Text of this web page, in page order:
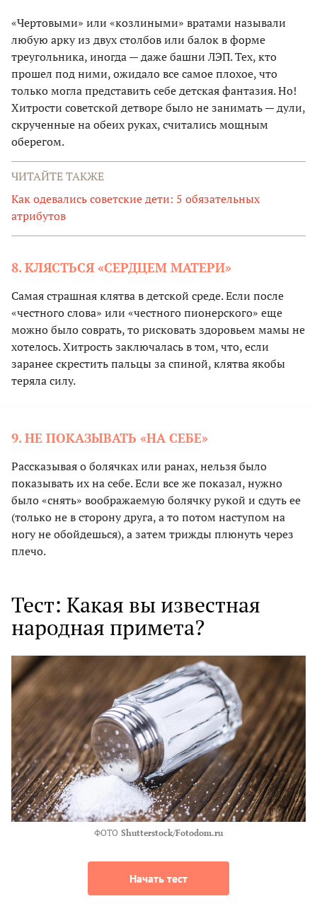
«Чертовыми» или «козлиными» вратами называли
любую арку из двух столбов или балок в форме
треугольника, иногда — даже башни ЛЭП. Тех, кто
прошел под ними, ожидало все самое плохое, что
только могла представить себе детская фантазия. Но!
Хитрости советской детворе было не занимать — дули,
скрученные на обеих руках, считались мощным
оберегом.
ЧИТАЙТЕ ТАКЖЕ
Как одевались советские дети: 5 обязательных
атрибутов
8. КЛЯСТЬСЯ «СЕРДЦЕМ МАТЕРИ»
Самая страшная клятва в детской среде. Если после
«честного слова» или «честного пионерского» еще
можно было соврать, то рисковать здоровьем мамы не
хотелось. Хитрость заключалась в том, что, если
заранее скрестить пальцы за спиной, клятва якобы
теряла силу.
9. НЕ ПОКАЗЫВАТЬ «НА СЕБЕ»
Рассказывая о болячках или ранах, нельзя было
показывать их на себе. Если все же показал, нужно
было «снять» воображаемую болячку рукой и сдуть ее
(только не в сторону друга, а то потом наступом на
ногу не обойдешься), а затем трижды плюнуть через
плечо.
Тест: Какая вы известная
народная примета?
ФОТО Shutterstock/Fotodom.ru
Начать тест